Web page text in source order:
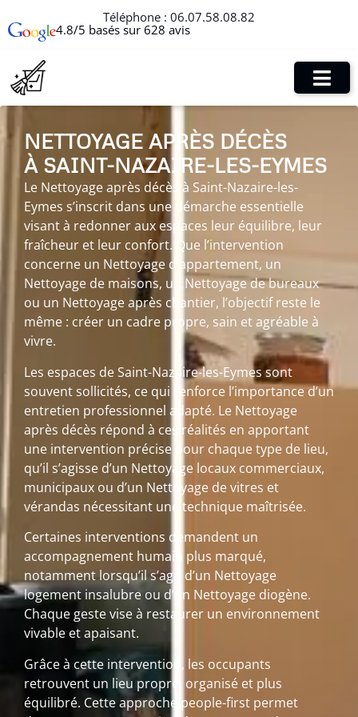
Téléphone : 06.07.58.08.82
4.8/5 basés sur 628 avis
NETTOYAGE APRÈS DÉCÈS
À SAINT-NAZAIRE-LES-EYMES
Le Nettoyage après décès à Saint-Nazaire-les-
Eymes s’inscrit dans une démarche essentielle
visant à redonner aux espaces leur équilibre, leur
fraîcheur et leur confort. Que l’intervention
concerne un Nettoyage d’appartement, un
Nettoyage de maisons, un Nettoyage de bureaux
ou un Nettoyage après chantier, l’objectif reste le
même : créer un cadre propre, sain et agréable à
vivre.
Les espaces de Saint-Nazaire-les-Eymes sont
souvent sollicités, ce qui renforce l’importance d’un
entretien professionnel adapté. Le Nettoyage
après décès répond à ces réalités en apportant
une intervention précise pour chaque type de lieu,
qu’il s’agisse d’un Nettoyage locaux commerciaux,
municipaux ou d’un Nettoyage de vitres et
vérandas nécessitant une technique maîtrisée.
Certaines interventions demandent un
accompagnement humain plus marqué,
notamment lorsqu’il s’agit d’un Nettoyage
logement insalubre ou d’un Nettoyage diogène.
Chaque geste vise à restaurer un environnement
vivable et apaisant.
Grâce à cette intervention, les occupants
retrouvent un lieu propre, organisé et plus
équilibré. Cette approche people-first permet